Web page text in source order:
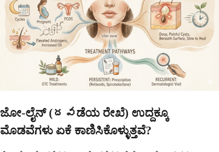
ಜೋ-ಲೈನ್ (దవಡೆಯ ರೇಖೆ) ಉದ್ದಕ್ಕೂ
ಮೊಡವೆಗಳು ಏಕೆ ಕಾಣಿಸಿಕೊಳ್ಳುತ್ತವೆ?